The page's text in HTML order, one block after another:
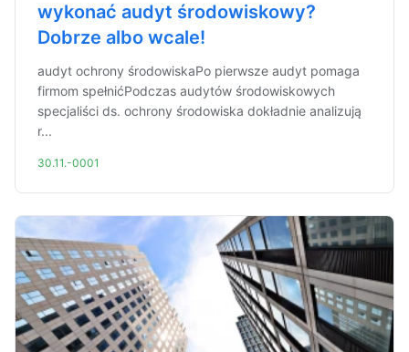
wykonać audyt środowiskowy?
Dobrze albo wcale!
audyt ochrony środowiskaPo pierwsze audyt pomaga
firmom spełnićPodczas audytów środowiskowych
specjaliści ds. ochrony środowiska dokładnie analizują
r...
30.11.-0001